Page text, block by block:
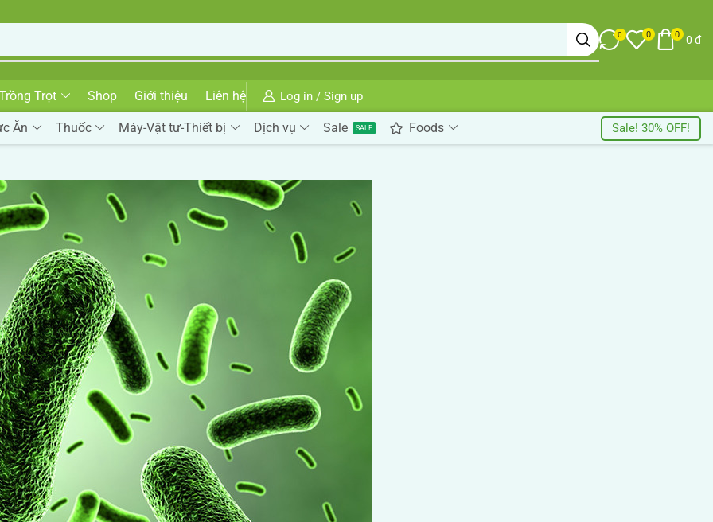
0 0 0 0 ₫
Trọt Shop Giới thiệu Liên hệ Log in / Sign up
Ăn Thuốc Máy-Vật tư-Thiết bị Dịch vụ Sale SALE Foods Sale! 30% OFF!